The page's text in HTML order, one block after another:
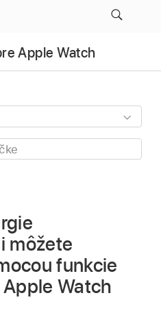
Apple Watch
môžete
funkcie
Watch